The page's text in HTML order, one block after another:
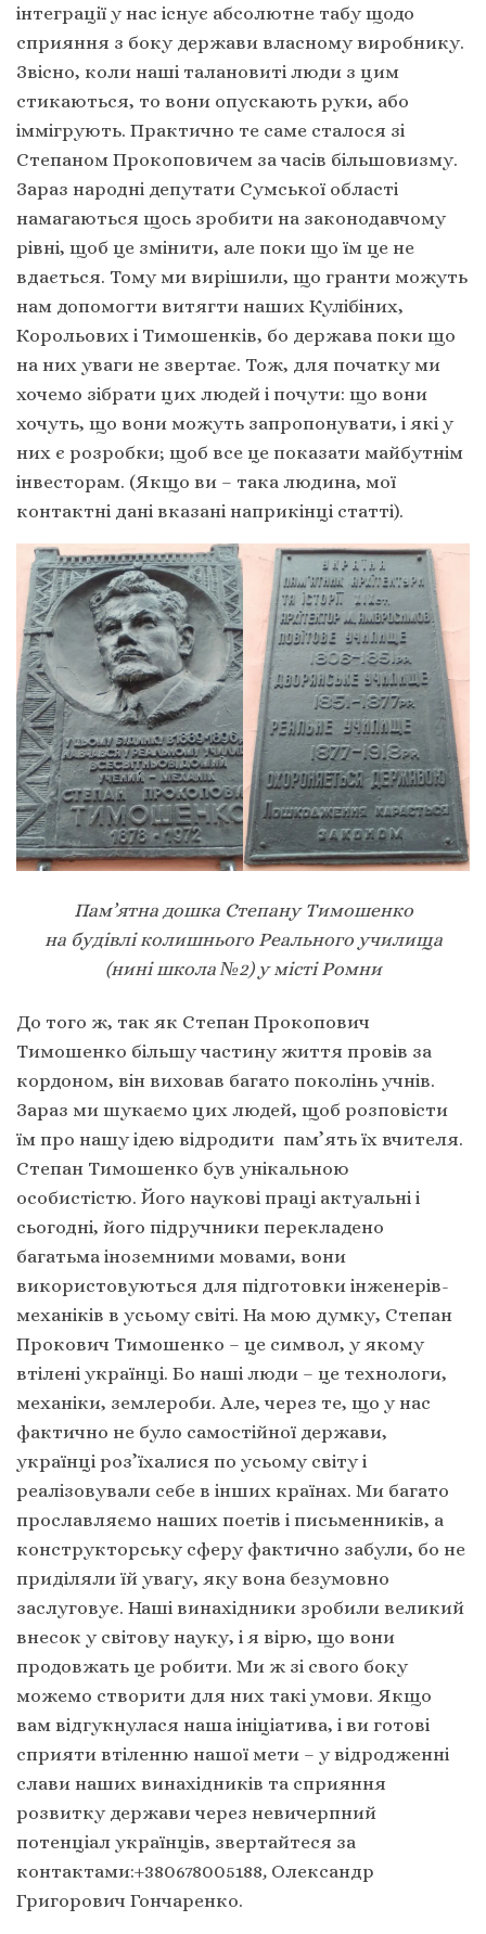
інтеграції у нас існує абсолютне табу щодо
сприяння з боку держави власному виробнику.
Звісно, коли наші талановиті люди з цим
стикаються, то вони опускають руки, або
іммігрують. Практично те саме сталося зі
Степаном Прокоповичем за часів більшовизму.
Зараз народні депутати Сумської області
намагаються щось зробити на законодавчому
рівні, щоб це змінити, але поки що їм це не
вдається. Тому ми вирішили, що гранти можуть
нам допомогти витягти наших Кулібіних,
Корольових і Тимошенків, бо держава поки що
на них уваги не звертає. Тож, для початку ми
хочемо зібрати цих людей і почути: що вони
хочуть, що вони можуть запропонувати, і які у
них є розробки; щоб все це показати майбутнім
інвесторам. (Якщо ви – така людина, мої
контактні дані вказані наприкінці статті).
Пам’ятна дошка Степану Тимошенко
на будівліколишнього Реального училища
(нині школа №2) у місті Ромни
До того ж, так як Степан Прокопович
Тимошенко більшу частину життя провів за
кордоном, він виховав багато поколінь учнів.
Зараз ми шукаємо цих людей, щоб розповісти
їм про нашу ідею відродити пам’ять їх вчителя.
Степан Тимошенко був унікальною
особистістю. Його наукові праці актуальні і
сьогодні, його підручники перекладено
багатьма іноземними мовами, вони
використовуються для підготовки інженерів-
механіків в усьому світі. На мою думку, Степан
Прокович Тимошенко – це символ, у якому
втілені українці. Бо наші люди – це технологи,
механіки, землероби. Але, через те, що у нас
фактично не було самостійної держави,
українці роз’їхалися по усьому світу і
реалізовували себе в інших країнах. Ми багато
прославляємо наших поетів і письменників, а
конструкторську сферу фактично забули, бо не
приділяли їй увагу, яку вона безумовно
заслуговує. Наші винахідники зробили великий
внесок у світову науку, і я вірю, що вони
продовжать це робити. Ми ж зі свого боку
можемо створити для них такі умови. Якщо
вам відгукнулася наша ініціатива, і ви готові
сприяти втіленню нашої мети – у відродженні
слави наших винахідників та сприяння
розвитку держави через невичерпний
потенціал українців, звертайтеся за
контактами:+380678005188, Олександр
Григорович Гончаренко.